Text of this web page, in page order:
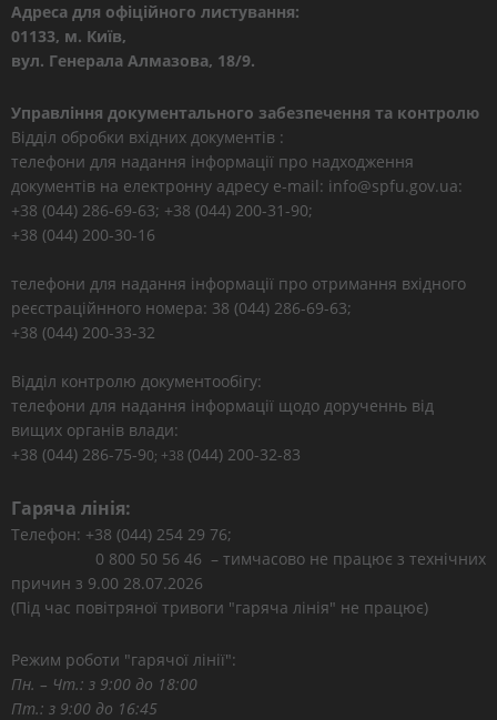
Адреса для офіційного листування:
01133, м. Київ,
вул. Генерала Алмазова, 18/9.
Управління документального забезпечення та контролю
Відділ обробки вхідних документів :
телефони для надання інформації про надходження
документів на електронну адресу e-mail: info@spfu.gov.ua:
+38 (044) 286-69-63; +38 (044) 200-31-90;
+38 (044) 200-30-16
телефони для надання інформації про отримання вхідного
реєстраційнного номера: 38 (044) 286-69-63;
+38 (044) 200-33-32
Відділ контролю документообігу:
телефони для надання інформації щодо дорученнь від
вищих органів влади:
+38 (044) 286-75-90; +38 (044) 200-32-83
Гаряча лінія:
Телефон: +38 (044) 254 29 76;
0 800 50 56 46 – тимчасово не працює з технічних
причин з 9.00 28.07.2026
(Під час повітряної тривоги "гаряча лінія" не працює)
Режим роботи "гарячої лінії":
Пн. – Чт.: з 9:00 до 18:00
Пт.: з 9:00 до 16:45